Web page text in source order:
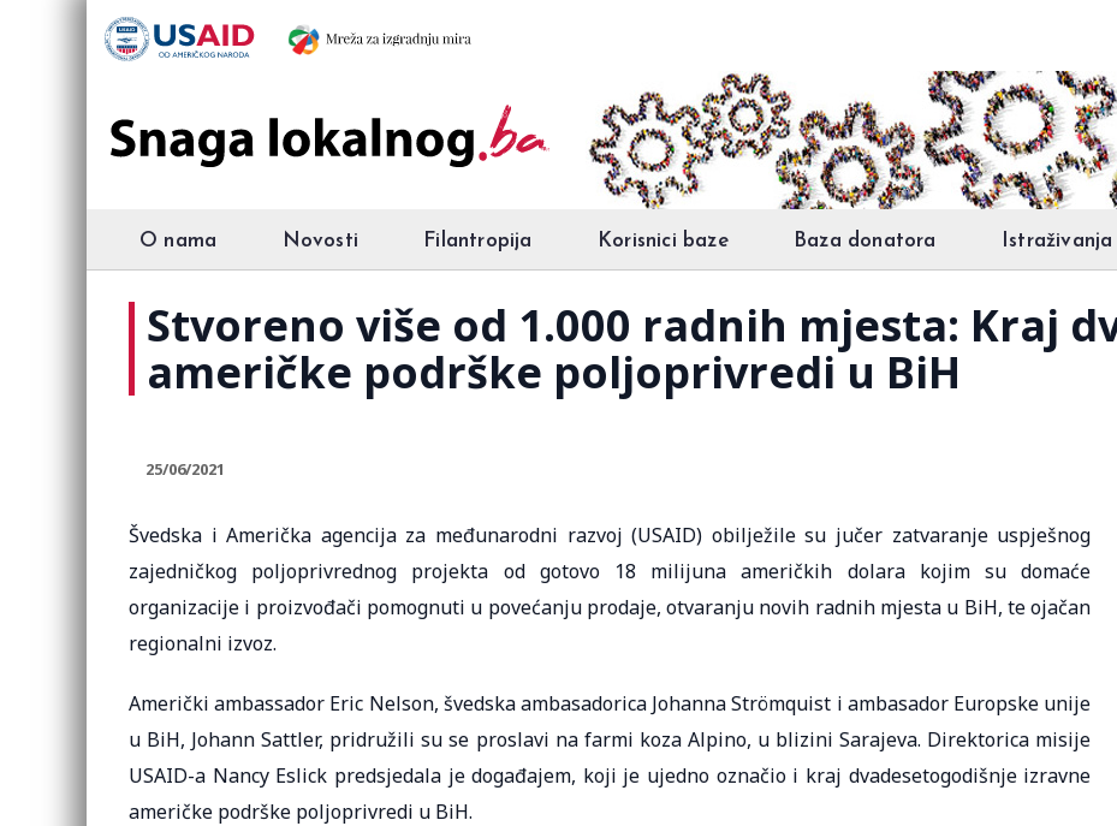
O nama Novosti Filantropija Korisnici baze Baza donatora Istraživanja
Stvoreno više od 1.000 radnih mjesta: Kraj
američke podrške poljoprivredi u BiH
25/06/2021
Švedska i Američka agencija za međunarodni razvoj (USAID) obilježile su jučer zatvaranje uspješnog
zajedničkog poljoprivrednog projekta od gotovo 18 milijuna američkih dolara kojim su domaće
organizacije i proizvođači pomognuti u povećanju prodaje, otvaranju novih radnih mjesta u BiH, te ojačan
regionalni izvoz.
Američki ambassador Eric Nelson, švedska ambasadorica Johanna Strömquist i ambasador Europske unije
u BiH, Johann Sattler, pridružili su se proslavi na farmi koza Alpino, u blizini Sarajeva. Direktorica misije
USAID-a Nancy Eslick predsjedala je događajem, koji je ujedno označio i kraj dvadesetogodišnje izravne
američke podrške poljoprivredi u BiH.